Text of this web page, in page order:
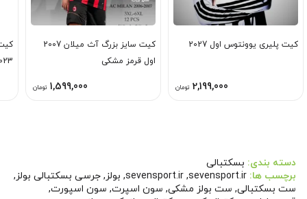
کیت پلیری یوونتوس اول 2027
2,199,000 تومان
کیت سایز بزرگ آث میلان 2007
اول قرمز مشکی
1,599,000 تومان
دسته بندی: بسکتبالی
برچسب ها: sevensport.ir
,
sevensport.ir
, بولز , جرسی بسکتبالی بولز ,
ست بسکتبالی, ست بولز مشکی, سون اسپرت, سون اسپورت,